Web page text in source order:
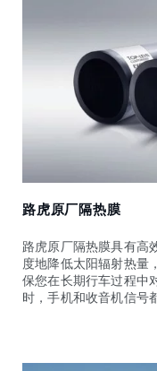
路虎原厂隔热膜
路虎原厂隔热膜具有高
度地降低太阳辐射热量
保您在长期行车过程中
时，手机和收音机信号